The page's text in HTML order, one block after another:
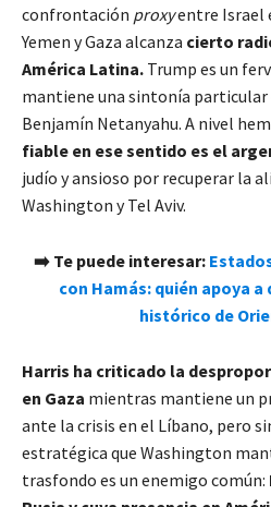
confrontación proxyentre Israel
Yemen y Gaza alcanza cierto
América Latina. Trump es un
mantiene una sintonía
Benjamín Netanyahu. A nivel
fiable en ese sentido es el
judío y ansioso por recuperar la
Washington y Tel Aviv.
➡️ Te puede interesar:
con Hamás: quién apoya
histórico de
Harris ha criticado la
en Gaza mientras mantiene un
ante la crisis en el Líbano, pero
estratégica que Washington
trasfondo es un enemigo común: